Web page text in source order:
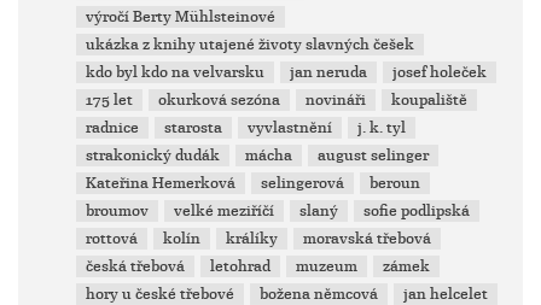
výročí Berty Mühlsteinové
ukázka z knihy utajené životy slavných češek
kdo byl kdo na velvarsku
jan neruda
josef holeček
175 let
okurková sezóna novináři
koupaliště
radnice
starosta vyvlastnění
j. k. tyl
strakonický dudák
mácha
august selinger
Kateřina Hemerková
selingerová
beroun
broumov
velké meziříčí slaný
sofie podlipská
rottová
kolín králíky
moravská třebová
česká třebová
letohrad muzeum
zámek
hory u české třebové
božena němcová
jan helcelet